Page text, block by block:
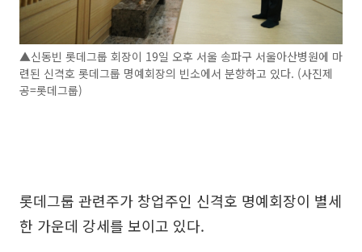
▲신동빈 롯데그룹 회장이 19일 오후 서울 송파구 서울아산병원에 마
련된 신격호 롯데그룹 명예회장의 빈소에서 분향하고 있다. (사진제
공=롯데그룹)
롯데그룹 관련주가 창업주인 신격호 명예회장이 별세
한 가운데 강세를 보이고 있다.